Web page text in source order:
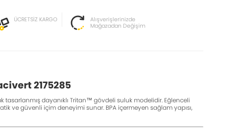
ÜCRETSİZ KARGO
Alışverişlerinizde
Mağazadan Değişim
2175285
tasarlanmış dayanıklı Tritan™ gövdeli suluk modelidir. Eğlenceli
ve güvenli içim deneyimi sunar. BPA içermeyen sağlam yapısı,